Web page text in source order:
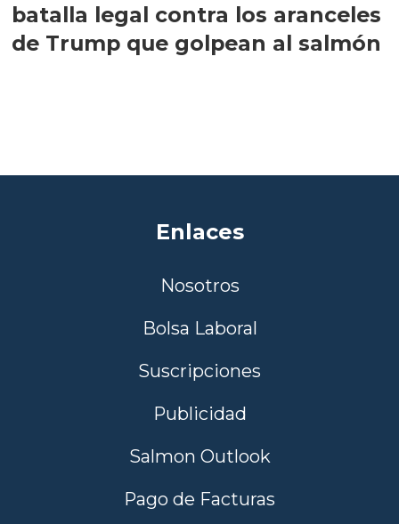
batalla legal contra los aranceles
de Trump que golpean al salmón
Enlaces
Nosotros
Bolsa Laboral
Suscripciones
Publicidad
Salmon Outlook
Pago de Facturas